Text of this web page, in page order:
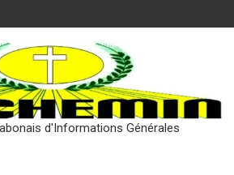
d'Informations Générales